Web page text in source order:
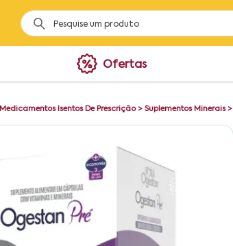
Ofertas
Medicamentos Isentos De Prescrição> Suplementos Minerais>